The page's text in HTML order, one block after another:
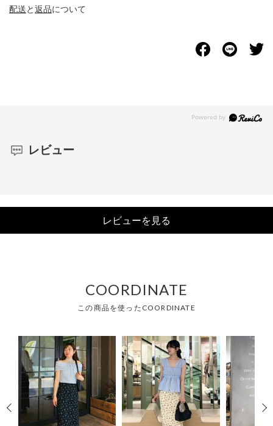
配送と返品について
レビュー
レビューを見る
COORDINATE
この商品を使ったCOORDINATE